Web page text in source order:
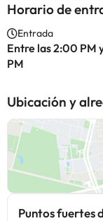
Horario de
Entrada
Entre las 2:00 PM
PM
Ubicación y
Puntos fuertes